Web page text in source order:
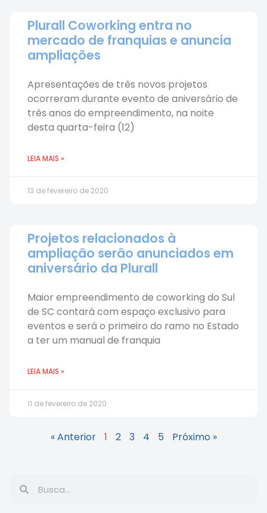
Plurall Coworking entra no
mercado de franquias e anuncia
ampliações
Apresentações de três novos projetos
ocorreram durante evento de aniversário de
três anos do empreendimento, na noite
desta quarta-feira (12)
LEIA MAIS »
13 de fevereiro de 2020
Projetos relacionados à
ampliação serão anunciados em
aniversário da Plurall
Maior empreendimento de coworking do Sul
de SC contará com espaço exclusivo para
eventos e será o primeiro do ramo no Estado
a ter um manual de franquia
LEIA MAIS »
11 de fevereiro de 2020
« Anterior 1 2 3 4 5 Próximo »